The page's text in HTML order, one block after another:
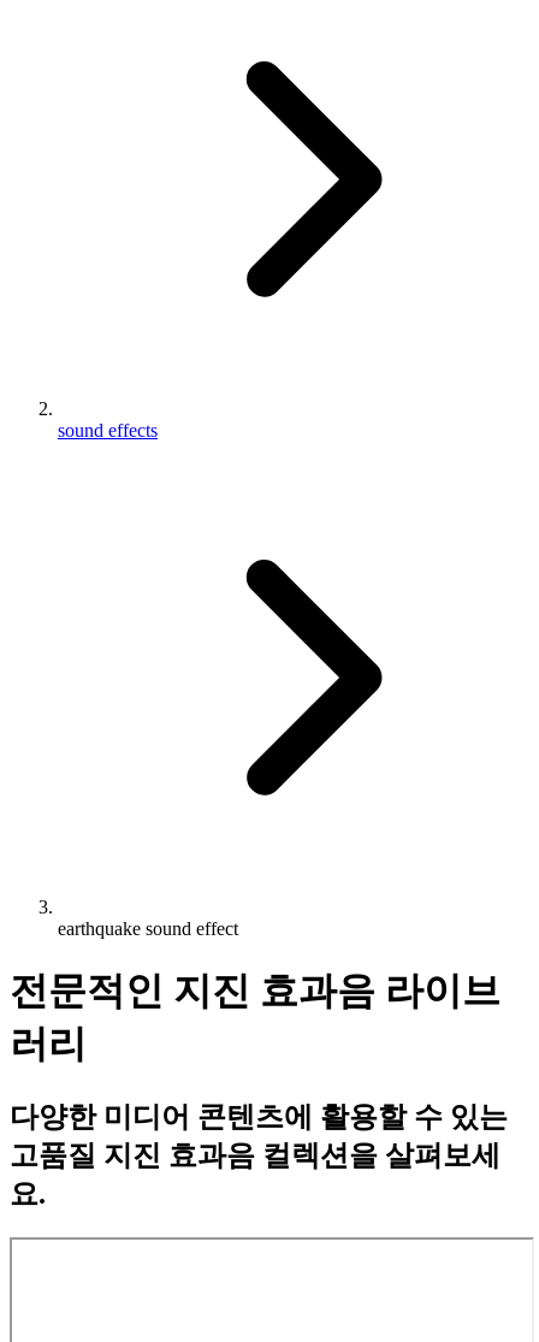
sound effects
earthquake sound effect
전문적인 지진 효과음 라이브
러리
다양한 미디어 콘텐츠에 활용할 수 있는
고품질 지진 효과음 컬렉션을 살펴보세
요.